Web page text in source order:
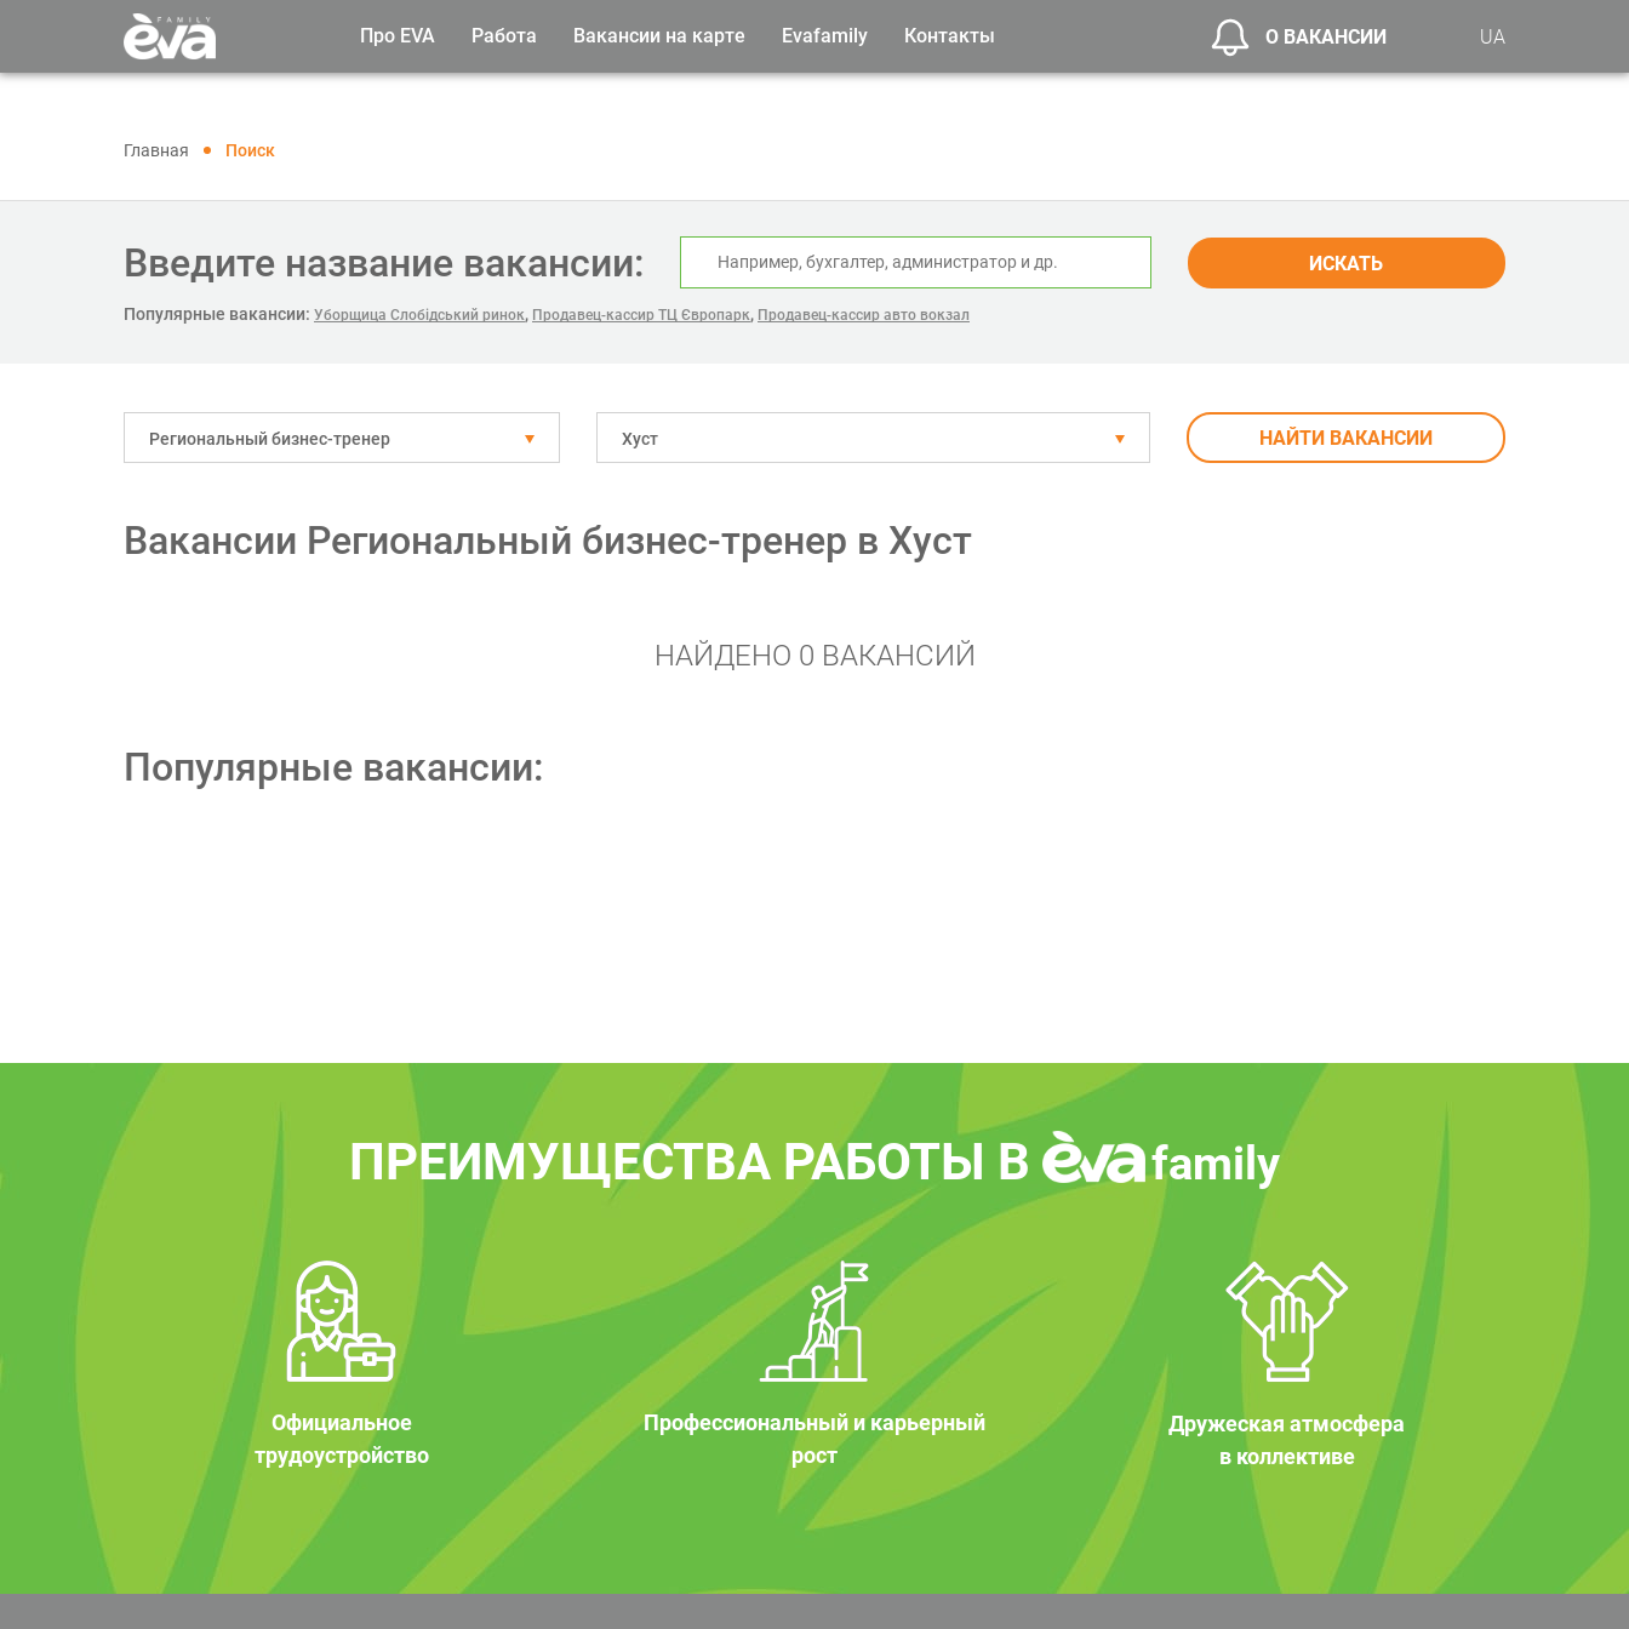
Про EVA Работа Вакансии на карте Evafamily Контакты О ВАКАНСИИ UA
Главная Поиск
Введите название вакансии: ИСКАТЬ
Популярные вакансии: Уборщица Слобідський ринок, Продавец-кассир ТЦ Європарк, Продавец-кассир авто вокзал
Региональный бизнес-тренер Хуст НАЙТИ ВАКАНСИИ
Вакансии Региональный бизнес-тренер в Хуст
НАЙДЕНО 0 ВАКАНСИЙ
Популярные вакансии:
ПРЕИМУЩЕСТВА РАБОТЫ В family
Официальное
трудоустройство
Профессиональный и карьерный
рост
Дружеская атмосфера
в коллективе